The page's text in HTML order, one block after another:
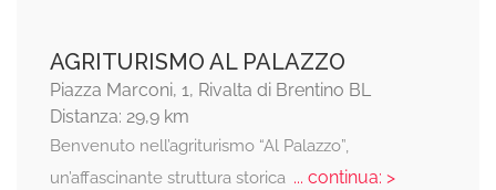
AGRITURISMO AL PALAZZO
Piazza Marconi, 1, Rivalta di Brentino BL
Distanza: 29,9 km
Benvenuto nell’agriturismo “Al Palazzo”,
un’affascinante struttura storica... continua: >